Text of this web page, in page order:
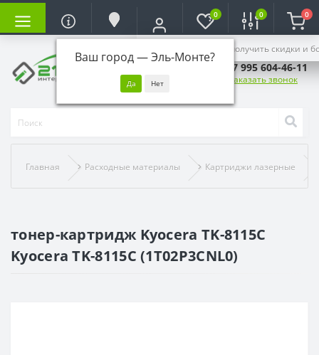
Ваш город —Эль-Монте?
Войдите, чтобы получить скидки и
0 0 0
+7 995 604-46-11
Заказать звонок
Главная Расходные материалы Картриджи лазерные
тонер-картридж Kyocera TK-8115C
Kyocera TK-8115C (1T02P3CNL0)